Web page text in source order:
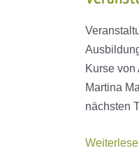
Kurse
Martina
nächsten